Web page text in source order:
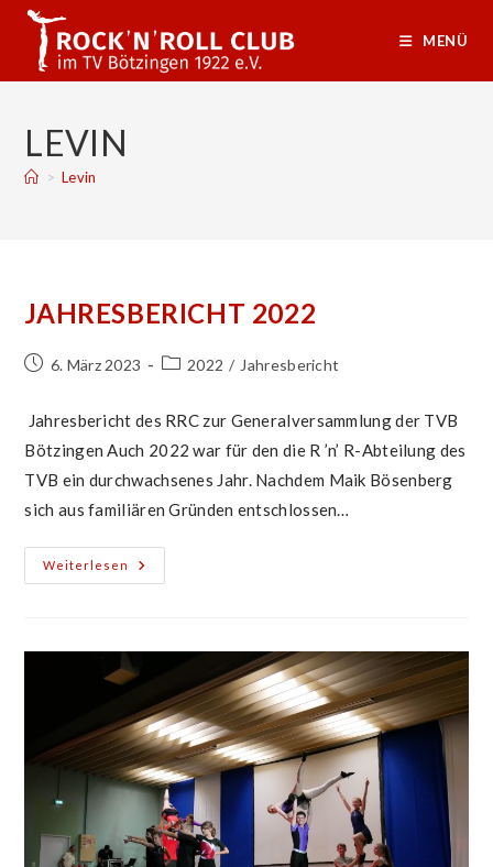
Zum
Inhalt
springen
MENÜ
LEVIN
> Levin
JAHRESBERICHT 2022
Beitrag6. März 2023
Beitrags-
2022 / Jahresbericht
Jahresbericht des RRC zur Generalversammlung der TVB
Bötzingen Auch 2022 war für den die R ’n’ R-Abteilung des
TVB ein durchwachsenes Jahr. Nachdem Maik Bösenberg
sich aus familiären Gründen entschlossen…
Weiterlesen
Jahresbericht
2022